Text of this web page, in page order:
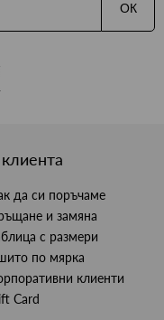
ОК
да си поръчаме
и замяна
с размери
по мярка
клиенти
Card